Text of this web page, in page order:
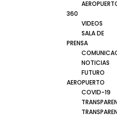
360
VIDEOS
SALA DE
PRENSA
NOTICIAS
FUTURO
AEROPUERTO
COVID-19